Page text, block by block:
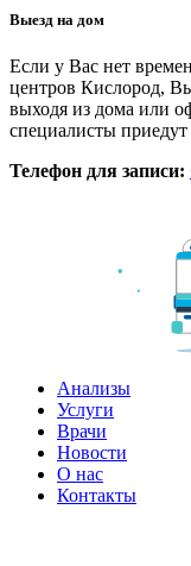
Выезд на дом
Если у Вас нет
центров Кислород,
выходя из дома или
специалисты
Телефон для записи:
Анализы
Услуги
Врачи
Новости
О нас
Контакты